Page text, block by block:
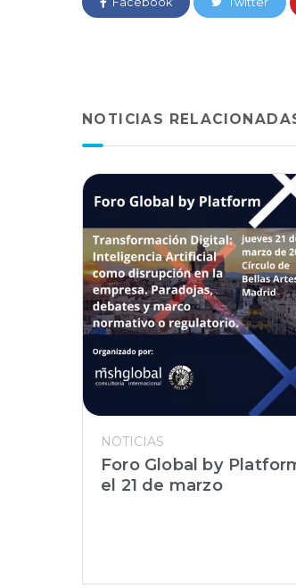
NOTICIAS
NOTICIAS
Foro Global by
el 21 de marzo